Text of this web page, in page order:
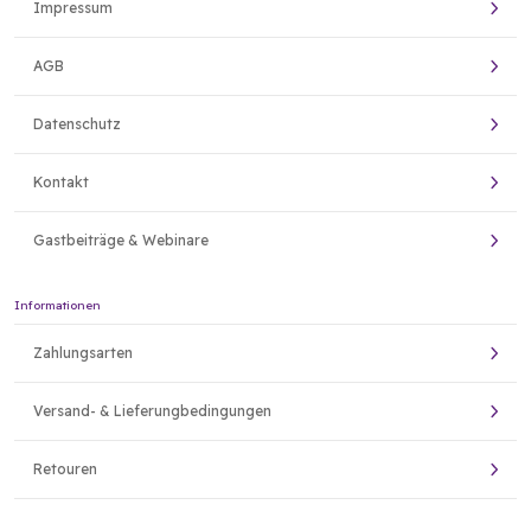
Impressum
AGB
Datenschutz
Kontakt
Gastbeiträge & Webinare
Informationen
Zahlungsarten
Versand- & Lieferungbedingungen
Retouren